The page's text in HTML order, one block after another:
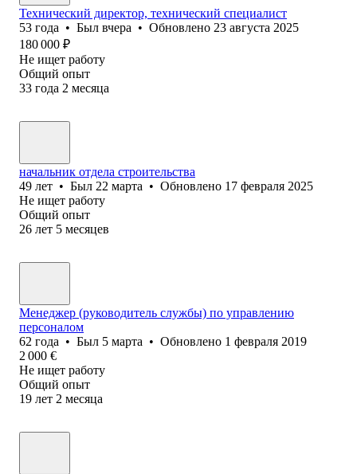
Технический директор, технический специалист
53 года • Был вчера • Обновлено 23 августа 2025
180 000 ₽
Не ищет работу
Общий опыт
33 года 2 месяца
начальник отдела строительства
49 лет • Был 22 марта • Обновлено 17 февраля 2025
Не ищет работу
Общий опыт
26 лет 5 месяцев
Менеджер (руководитель службы) по управлению
персоналом
62 года • Был 5 марта • Обновлено 1 февраля 2019
2 000 €
Не ищет работу
Общий опыт
19 лет 2 месяца